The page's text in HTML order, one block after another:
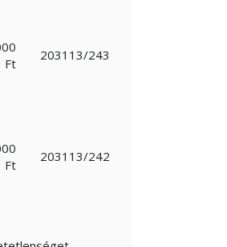
Ft
203113/243
Ft
203113/242